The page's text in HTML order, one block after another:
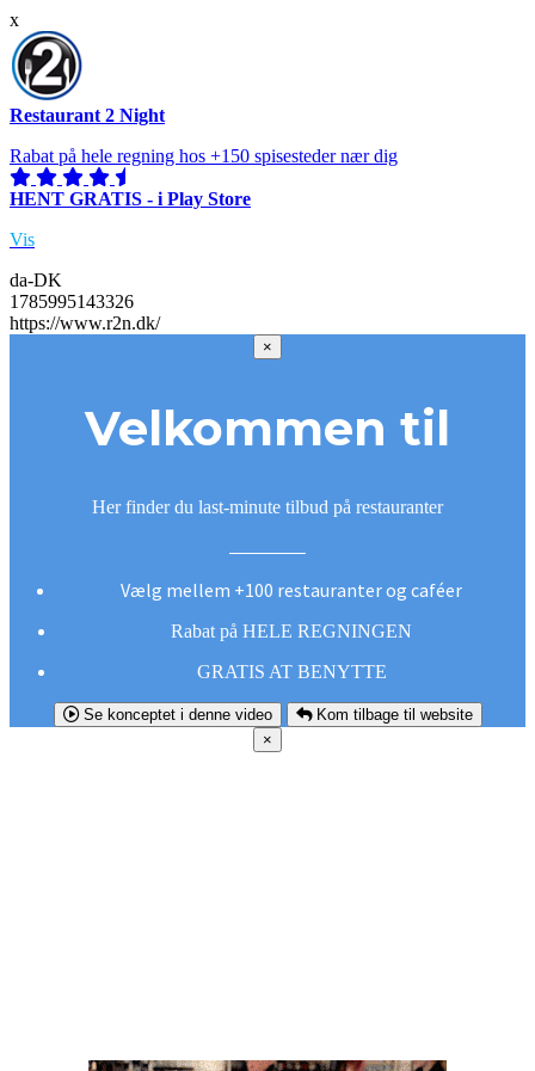
x
Restaurant 2 Night
Rabat på hele regning hos +150 spisesteder nær dig
HENT GRATIS - i Play Store
Vis
da-DK
1785995143326
https://www.r2n.dk/
×
Velkommen til
Her finder du last-minute tilbud på restauranter
Vælg mellem +100 restauranter og caféer
Rabat på HELE REGNINGEN
GRATIS AT BENYTTE
Se konceptet i denne video
Kom tilbage til website
×